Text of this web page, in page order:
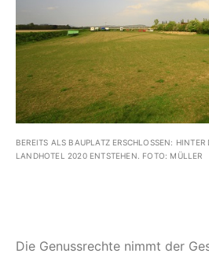
BEREITS ALS BAUPLATZ ERSCHLOSSEN:
LANDHOTEL 2020 ENTSTEHEN. FOTO: MÜLLER
Die Genussrechte nimmt der